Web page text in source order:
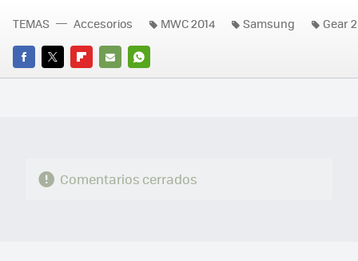
FACEBOOK
TWITTERFLIPBOARD
E-
WHATSAPP
TEMAS Accesorios MWC 2014 Samsung Gear
Comentarios cerrados